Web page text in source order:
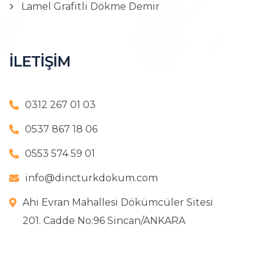
Lamel Grafitli Dökme Demir
İLETİŞİM
0312 267 01 03
0537 867 18 06
0553 574 59 01
info@dincturkdokum.com
Ahi Evran Mahallesi Dökümcüler Sitesi
201. Cadde No:96 Sincan/ANKARA